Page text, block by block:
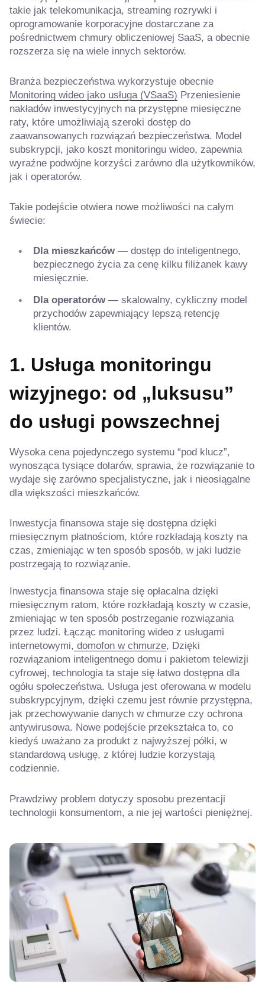
takie jak telekomunikacja, streaming rozrywki i
oprogramowanie korporacyjne dostarczane za
pośrednictwem chmury obliczeniowej SaaS, a obecnie
rozszerza się na wiele innych sektorów.
Branża bezpieczeństwa wykorzystuje obecnie
Monitoring wideo jako usługa (VSaaS) Przeniesienie
nakładów inwestycyjnych na przystępne miesięczne
raty, które umożliwiają szeroki dostęp do
zaawansowanych rozwiązań bezpieczeństwa. Model
subskrypcji, jako koszt monitoringu wideo, zapewnia
wyraźne podwójne korzyści zarówno dla użytkowników,
jak i operatorów.
Takie podejście otwiera nowe możliwości na całym
świecie:
Dla mieszkańców — dostęp do inteligentnego,
bezpiecznego życia za cenę kilku filiżanek kawy
miesięcznie.
Dla operatorów — skalowalny, cykliczny model
przychodów zapewniający lepszą retencję
klientów.
1. Usługa monitoringu
wizyjnego: od „luksusu”
do usługi powszechnej
Wysoka cena pojedynczego systemu “pod klucz”,
wynosząca tysiące dolarów, sprawia, że rozwiązanie to
wydaje się zarówno specjalistyczne, jak i nieosiągalne
dla większości mieszkańców.
Inwestycja finansowa staje się dostępna dzięki
miesięcznym płatnościom, które rozkładają koszty na
czas, zmieniając w ten sposób sposób, w jaki ludzie
postrzegają to rozwiązanie.
Inwestycja finansowa staje się opłacalna dzięki
miesięcznym ratom, które rozkładają koszty w czasie,
zmieniając w ten sposób postrzeganie rozwiązania
przez ludzi. Łącząc monitoring wideo z usługami
internetowymi, domofon w chmurze, Dzięki
rozwiązaniom inteligentnego domu i pakietom telewizji
cyfrowej, technologia ta staje się łatwo dostępna dla
ogółu społeczeństwa. Usługa jest oferowana w modelu
subskrypcyjnym, dzięki czemu jest równie przystępna,
jak przechowywanie danych w chmurze czy ochrona
antywirusowa. Nowe podejście przekształca to, co
kiedyś uważano za produkt z najwyższej półki, w
standardową usługę, z której ludzie korzystają
codziennie.
Prawdziwy problem dotyczy sposobu prezentacji
technologii konsumentom, a nie jej wartości pieniężnej.